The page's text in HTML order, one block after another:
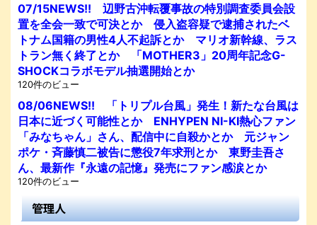
07/15NEWS!! 辺野古沖転覆事故の特別調査委員会設
置を全会一致で可決とか 侵入盗容疑で逮捕されたベ
トナム国籍の男性4人不起訴とか マリオ新幹線、ラス
トラン無く終了とか 「MOTHER3」20周年記念G-
SHOCKコラボモデル抽選開始とか
120件のビュー
08/06NEWS!! 「トリプル台風」発生！新たな台風は
日本に近づく可能性とか ENHYPEN NI-KI熱心ファン
「みなちゃん」さん、配信中に自殺かとか 元ジャン
ポケ・斉藤慎二被告に懲役7年求刑とか 東野圭吾さ
ん、最新作『永遠の記憶』発売にファン感涙とか
120件のビュー
管理人